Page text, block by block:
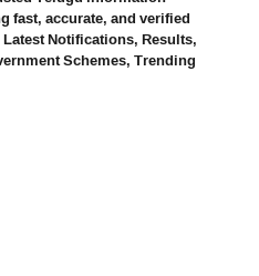
fast, accurate, and verified
Notifications, Results,
Schemes, Trending